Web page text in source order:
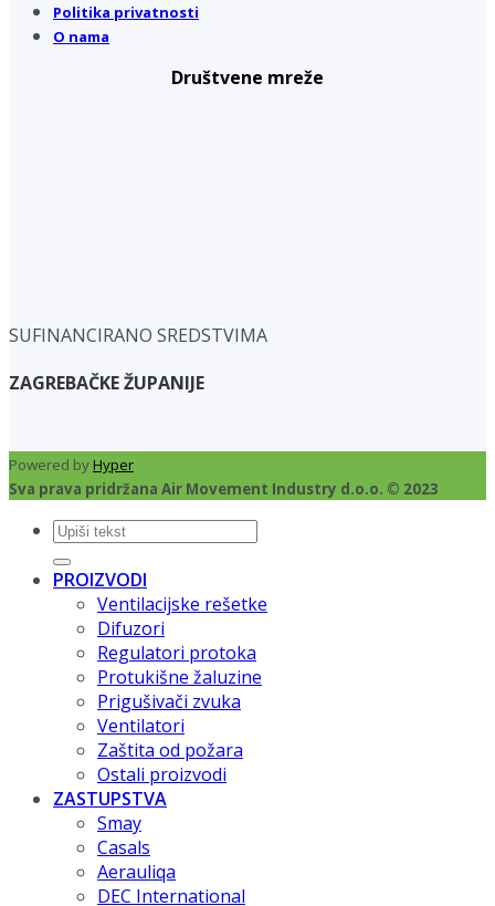
Politika privatnosti
O nama
Društvene mreže
SUFINANCIRANO SREDSTVIMA
ZAGREBAČKE ŽUPANIJE
Powered byHyper
Sva prava pridržana Air Movement Industry d.o.o. © 2023
Pretraži:
PROIZVODI
Ventilacijske rešetke
Difuzori
Regulatori protoka
Protukišne žaluzine
Prigušivači zvuka
Ventilatori
Zaštita od požara
Ostali proizvodi
ZASTUPSTVA
Smay
Casals
Aerauliqa
DEC International